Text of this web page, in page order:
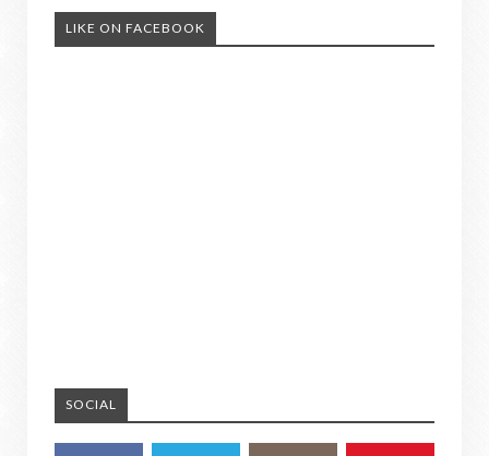
LIKE ON FACEBOOK
SOCIAL